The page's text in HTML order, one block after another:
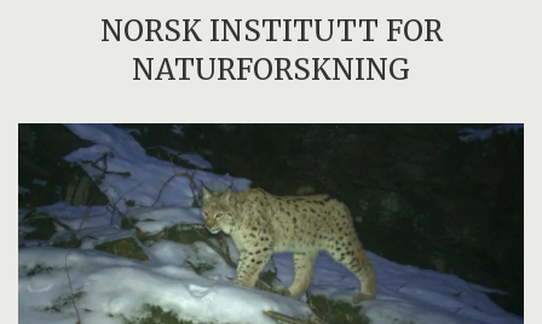
NORSK INSTITUTT FOR
NATURFORSKNING